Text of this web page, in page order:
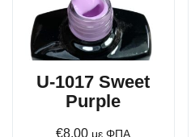
U-1017 Sweet
Purple
€8.00 με ΦΠΑ